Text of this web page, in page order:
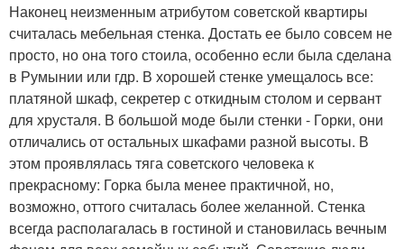
Наконец неизменным атрибутом советской квартиры
считалась мебельная стенка. Достать ее было совсем не
просто, но она того стоила, особенно если была сделана
в Румынии или гдр. В хорошей стенке умещалось все:
платяной шкаф, секретер с откидным столом и сервант
для хрусталя. В большой моде были стенки - Горки, они
отличались от остальных шкафами разной высоты. В
этом проявлялась тяга советского человека к
прекрасному: Горка была менее практичной, но,
возможно, оттого считалась более желанной. Стенка
всегда располагалась в гостиной и становилась вечным